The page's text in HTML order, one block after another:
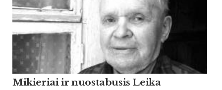
Mikieriai ir nuostabusis Leika